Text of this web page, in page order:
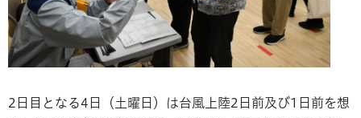
2日目となる4日（土曜日）は台風上陸2日前及び1日前を想